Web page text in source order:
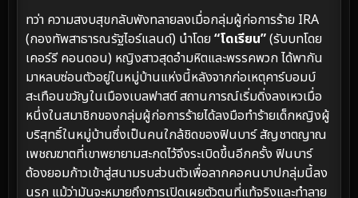
ทว่า ความสงบสุขกลับพังทลายลงเมื่อกลุ่มผู้ก่อการร้าย IRA
(กองทัพสาธารณรัฐไอร์แลนด์) นำโดย“โดเรียน”(รับบทโดย
เคอร์รี คอนดอน) หญิงสาวสุดอำมหิตและพรรคพวก ได้พากัน
มาหลบซ่อนตัวอยู่ในหมู่บ้านแห่งนี้หลังจากก่อเหตุคาร์บอมบ์
สะเทือนขวัญในเมืองเบลฟาสต์ สถานการณ์เริ่มดิ่งลงเหวเมื่อ
หนึ่งในสมาชิกของกลุ่มผู้ก่อการร้ายได้ลงมือทำร้ายเด็กหญิงผู้
บริสุทธิ์ในหมู่บ้านซึ่งเป็นคนใกล้ชิดของฟินบาร์ สัญชาตญาณ
เพชฌฆาตที่เขาพยายามสะกดไว้จึงระเบิดขึ้นอีกครั้ง ฟินบาร์
ต้องยอมก้าวเข้าสู่สนามรบส่วนตัวเพื่อลากคอคนบาปกลุ่มนี้ลง
นรก แม้ว่ามันจะหมายถึงการเปิดเผยตัวตนที่แท้จริงและทำลาย